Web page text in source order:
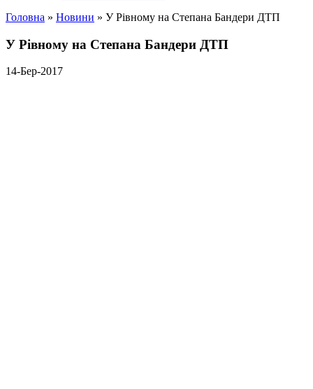
Головна » Новини » У Рівному на Степана Бандери ДТП
У Рівному на Степана Бандери ДТП
14-Бер-2017